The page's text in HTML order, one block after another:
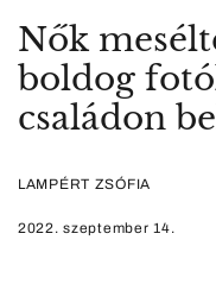
Nők
boldog
családon
LAMPÉRT ZSÓFIA
2022. szeptember 14.